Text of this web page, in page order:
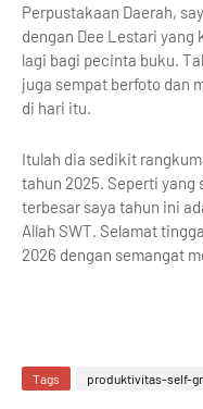
Perpustakaan Daerah,
dengan Dee Lestari yang
lagi bagi pecinta buku.
juga sempat berfoto dan
di hari itu.
Itulah dia sedikit
tahun 2025. Seperti yang
terbesar saya tahun ini
Allah SWT. Selamat
2026 dengan semangat
Tags produktivitas-self-